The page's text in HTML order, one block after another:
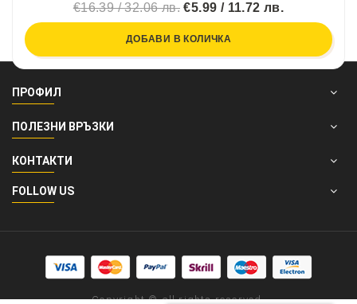
€16.39 / 32.06 лв. €5.99 / 11.72 лв.
ДОБАВИ В КОЛИЧКА
ПРОФИЛ
ПОЛЕЗНИ ВРЪЗКИ
КОНТАКТИ
FOLLOW US
Copyright © all rights reserved.